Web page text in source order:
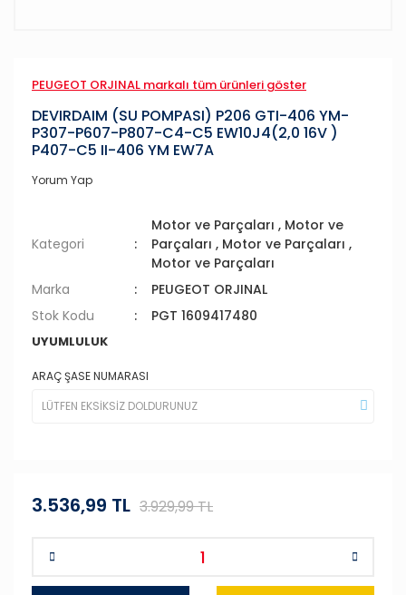
PEUGEOT ORJINAL markalı tüm ürünleri göster
DEVIRDAIM (SU POMPASI) P206 GTI-406 YM-
P307-P607-P807-C4-C5 EW10J4(2,0 16V )
P407-C5 II-406 YM EW7A
Yorum Yap
Kategori
Motor ve Parçaları , Motor ve
Parçaları , Motor ve Parçaları ,
Motor ve Parçaları
Marka
PEUGEOT ORJINAL
Stok Kodu
PGT 1609417480
UYUMLULUK
ARAÇ ŞASE NUMARASI
3.536,99 TL 3.929,99 TL